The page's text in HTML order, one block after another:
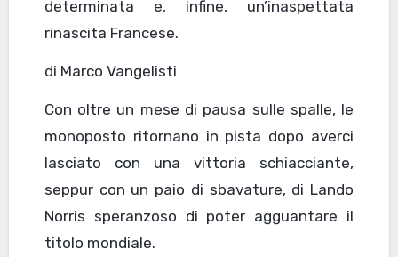
determinata e, infine, un’inaspettata
rinascita Francese.
di Marco Vangelisti
Con oltre un mese di pausa sulle spalle, le
monoposto ritornano in pista dopo averci
lasciato con una vittoria schiacciante,
seppur con un paio di sbavature, di Lando
Norris speranzoso di poter agguantare il
titolo mondiale.